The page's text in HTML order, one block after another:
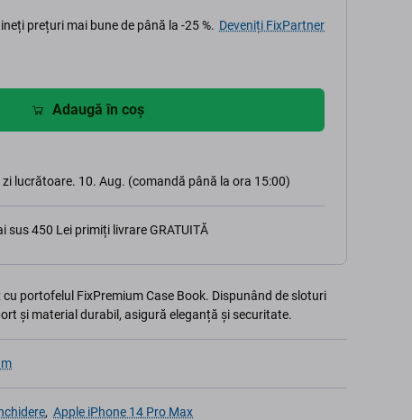
prețuri mai bune de până la -25 %. Deveniți FixPartner
Adaugă în coș
lucrătoare. 10. Aug. (comandă până la ora 15:00)
sus 450 Lei primiți livrare GRATUITĂ
portofelul FixPremium Case Book. Dispunând de sloturi
și material durabil, asigură eleganță și securitate.
, Apple iPhone 14 Pro Max